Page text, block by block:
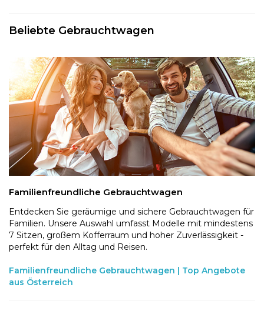
Beliebte Gebrauchtwagen
Familienfreundliche Gebrauchtwagen
Entdecken Sie geräumige und sichere Gebrauchtwagen für
Familien. Unsere Auswahl umfasst Modelle mit mindestens
7 Sitzen, großem Kofferraum und hoher Zuverlässigkeit -
perfekt für den Alltag und Reisen.
Familienfreundliche Gebrauchtwagen | Top Angebote
aus Österreich